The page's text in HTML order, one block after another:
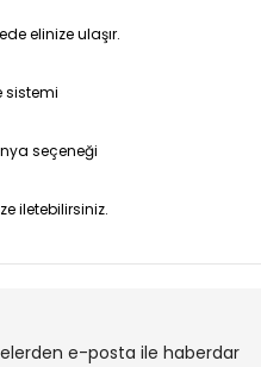
elinize ulaşır.
sistemi
seçeneği
iletebilirsiniz.
e-posta ile haberdar